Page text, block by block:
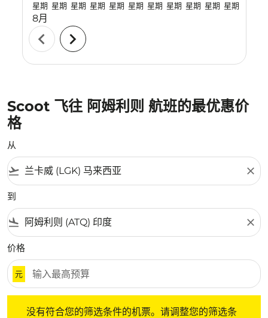
星期
8月
星期 星期 星期 星期 星期 星期 星期 星期 星期 星期
chevron_left chevron_right
Scoot 飞往 阿姆利则 航班的最优惠价
格
从
flight_takeoff close
到
flight_land close
价格
元
没有符合您的筛选条件的机票。请调整您的筛选条